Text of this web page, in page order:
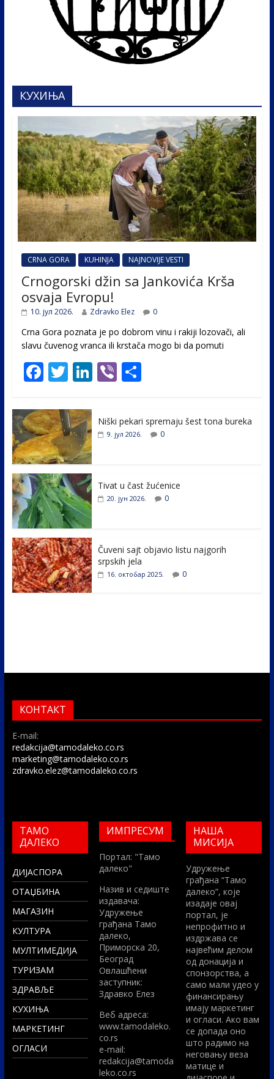
КУХИЊА
CRNA GORA KUHINJA NAJNOVIJE VESTI
Crnogorski džin sa Jankovića Krša
osvaja Evropu!
10. јул 2026. Zdravko Elez 0
Crna Gora poznata je po dobrom vinu i rakiji lozovači, ali
slavu čuvenog vranca ili krstača mogo bi da pomuti
F
ac
e
b
o
o
k
T
w
itt
er
Li
n
e
Vi
b
S
e
Niški pekari spremaju šest tona bureka
9. јул 2026. 0
Tivat u čast žućenice
20. јун 2026. 0
Čuveni sajt objavio listu najgorih
srpskih jela
16. октобар 2025. 0
КОНТАКТ
E-mail:
redakcija@tamodaleko.co.rs
marketing@tamodaleko.co.rs
zdravko.elez@tamodaleko.co.rs
ТАМО
ДАЛЕКО
ДИЈАСПОРА
ОТАЏБИНА
МАГАЗИН
КУЛТУРА
МУЛТИМЕДИЈА
ТУРИЗАМ
ЗДРАВЉЕ
КУХИЊА
МАРКЕТИНГ
ОГЛАСИ
ИМПРЕСУМ
Портал: "Тамо
далеко"
Назив и седиште
издавача:
Удружење
грађана Тамо
далеко,
Приморска 20,
Београд
Овлашћени
заступник:
Здравко Елез
Вeб адреса:
www.tamodaleko.
co.rs
e-mail:
redakcija@tamoda
leko.co.rs
НАША
МИСИЈА
Удружење
грађана “Тамо
далеко”, које
изадаје овај
портал, је
непрофитно и
издржава се
највећим делом
од донација и
спонзорства, а
само мали удео у
финансирању
имају маркетинг
и огласи. Ако вам
се допада оно
што радимо на
неговању веза
матице и